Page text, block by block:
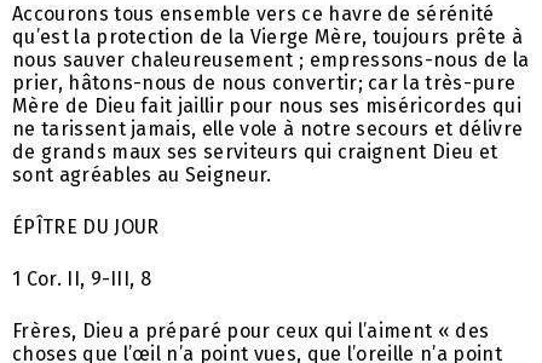
Accourons tous ensemble vers ce havre de sérénité
qu’est la protection de la Vierge Mère, toujours prête à
nous sauver chaleureusement ; empressons-nous de la
prier, hâtons-nous de nous convertir; car la très-pure
Mère de Dieu fait jaillir pour nous ses miséricordes qui
ne tarissent jamais, elle vole à notre secours et délivre
de grands maux ses serviteurs qui craignent Dieu et
sont agréables au Seigneur.
ÉPÎTRE DU JOUR
1 Cor. II, 9-III, 8
Frères, Dieu a préparé pour ceux qui l’aiment « des
choses que l’œil n’a point vues, que l’oreille n’a point